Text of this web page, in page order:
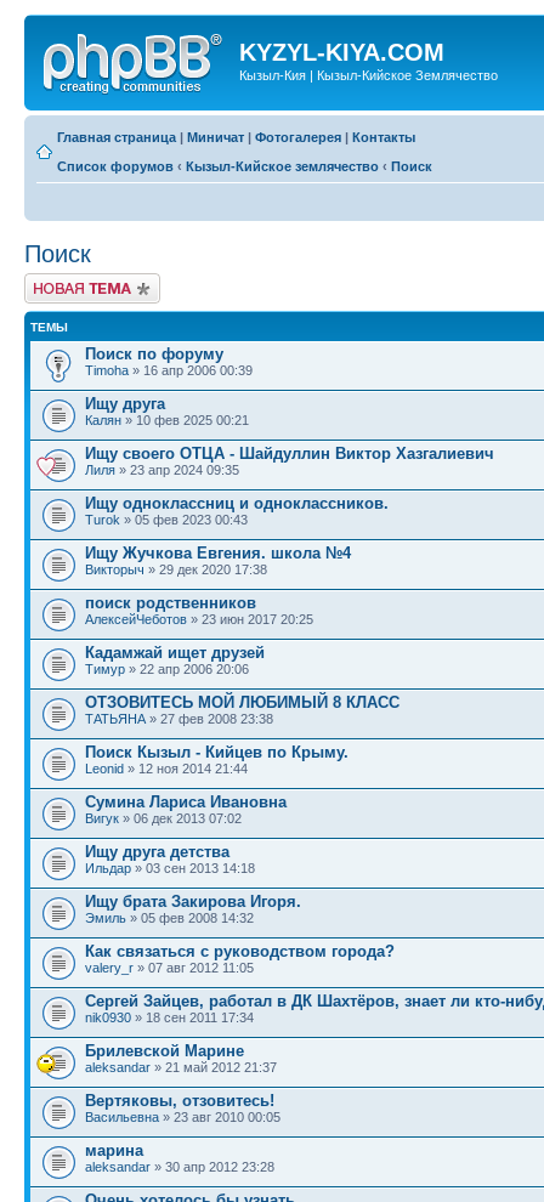
KYZYL-KIYA.COM
Кызыл-Кия | Кызыл-Кийское Землячество
Главная страница | Миничат | Фотогалерея | Контакты
Список форумов ‹ Кызыл-Кийское землячество ‹ Поиск
Поиск
Новая тема
ТЕМЫ
Поиск по форуму
Timoha » 16 апр 2006 00:39
Ищу друга
Калян » 10 фев 2025 00:21
Ищу своего ОТЦА - Шайдуллин Виктор Хазгалиевич
Лиля » 23 апр 2024 09:35
Ищу одноклассниц и одноклассников.
Turok » 05 фев 2023 00:43
Ищу Жучкова Евгения. школа №4
Викторыч » 29 дек 2020 17:38
поиск родственников
АлексейЧеботов » 23 июн 2017 20:25
Кадамжай ищет друзей
Тимур » 22 апр 2006 20:06
ОТЗОВИТЕCЬ МОЙ ЛЮБИМЫЙ 8 КЛАСС
TАТЬЯНА » 27 фев 2008 23:38
Поиск Кызыл - Кийцев по Крыму.
Leonid » 12 ноя 2014 21:44
Сумина Лариса Ивановна
Вигук » 06 дек 2013 07:02
Ищу друга детства
Ильдар » 03 сен 2013 14:18
Ищу брата Закирова Игоря.
Эмиль » 05 фев 2008 14:32
Как связаться с руководством города?
valery_r » 07 авг 2012 11:05
Сергей Зайцев, работал в ДК Шахтёров, знает ли кто-
nik0930 » 18 сен 2011 17:34
Брилевской Марине
aleksandar » 21 май 2012 21:37
Вертяковы, отзовитесь!
Васильевна » 23 авг 2010 00:05
марина
aleksandar » 30 апр 2012 23:28